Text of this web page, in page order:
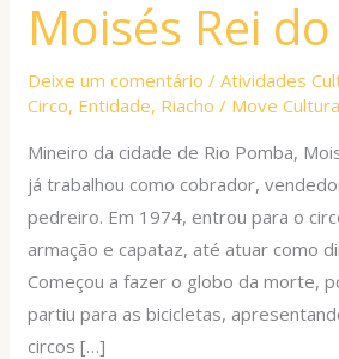
Moisés Rei
Deixe um comentário /Atividades
Circo, Entidade, Riacho / Move Cultura
Mineiro da cidade de Rio Pomba,
já trabalhou como cobrador,
pedreiro. Em 1974, entrou para o
armação e capataz, até atuar como
Começou a fazer o globo da morte,
partiu para as bicicletas,
circos […]
Moisés
Rei
do
Pedal